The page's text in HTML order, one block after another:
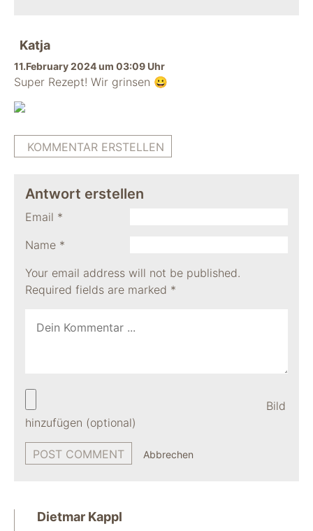
Katja
11.February 2024 um 03:09 Uhr
Super Rezept! Wir grinsen 😀
KOMMENTAR ERSTELLEN
Antwort erstellen
Your email address will not be published.
Required fields are marked *
Name *
Email *
Bild
hinzufügen (optional)
Abbrechen
Dietmar Kappl